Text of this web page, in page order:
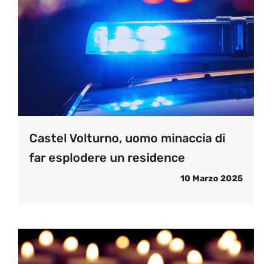
Castel Volturno, uomo minaccia di
far esplodere un residence
10 Marzo 2025